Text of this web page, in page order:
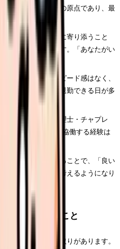
。緩和ケアは看護の原点であり、最
人生の最終段階に寄り添うこと
と感謝を得られます。「あなたがい
は一生の宝です
急性期のようなスピード感はなく、
が基本です。定時退勤できる日が多
医師・薬剤師・心理士・チャプレ
、多くの専門職と協働する経験は
の看取りを経験することで、「良い
きたいか」を深く考えるようになり
ット・大変なこと
毎週のように看取りがあります。